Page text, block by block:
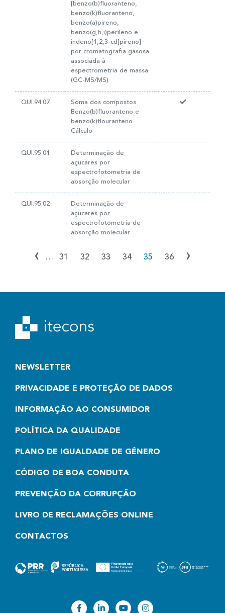
[benzo(b)fluoranteno,
benzo(k)fluoranteno,
benzo(a)pireno,
benzo(g,h,i)perileno e
indeno[1,2,3-cd]pireno]
por cromatografia gasosa
associada à
espectrometria de massa
(GC-MS/MS)
QUI.94.07
Soma dos compostos
Benzo(b)fluoranteno e
benzo(k)flouranteno
Cálculo
QUI.95.01
Determinação de
açucares por
espectrofotometria de
absorção molecular
QUI.95.02
Determinação de
açucares por
espectrofotometria de
absorção molecular
‹ … 31 32 33 34 35 36 ›
NEWSLETTER
PRIVACIDADE E PROTEÇÃO DE DADOS
INFORMAÇÃO AO CONSUMIDOR
POLÍTICA DA QUALIDADE
PLANO DE IGUALDADE DE GÉNERO
CÓDIGO DE BOA CONDUTA
PREVENÇÃO DA CORRUPÇÃO
LIVRO DE RECLAMAÇÕES ONLINE
CONTACTOS